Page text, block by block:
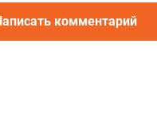
комментарий